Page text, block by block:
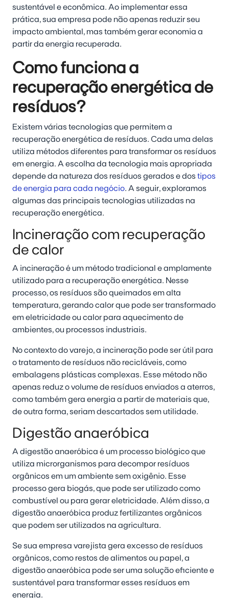
sustentável e econômica. Ao implementar essa
prática, sua empresa pode não apenas reduzir seu
impacto ambiental, mas também gerar economia a
partir da energia recuperada.
Como funciona a
recuperação energética de
resíduos?
Existem várias tecnologias que permitem a
recuperação energética de resíduos. Cada uma delas
utiliza métodos diferentes para transformar os resíduos
em energia. A escolha da tecnologia mais apropriada
depende da natureza dos resíduos gerados e dos tipos
de energia para cada negócio. A seguir, exploramos
algumas das principais tecnologias utilizadas na
recuperação energética.
Incineração com recuperação
de calor
A incineração é um método tradicional e amplamente
utilizado para a recuperação energética. Nesse
processo, os resíduos são queimados em alta
temperatura, gerando calor que pode ser transformado
em eletricidade ou calor para aquecimento de
ambientes, ou processos industriais.
No contexto do varejo, a incineração pode ser útil para
o tratamento de resíduos não recicláveis, como
embalagens plásticas complexas. Esse método não
apenas reduz o volume de resíduos enviados a aterros,
como também gera energia a partir de materiais que,
de outra forma, seriam descartados sem utilidade.
Digestão anaeróbica
A digestão anaeróbica é um processo biológico que
utiliza microrganismos para decompor resíduos
orgânicos em um ambiente sem oxigênio. Esse
processo gera biogás, que pode ser utilizado como
combustível ou para gerar eletricidade. Além disso, a
digestão anaeróbica produz fertilizantes orgânicos
que podem ser utilizados na agricultura.
Se sua empresa varejista gera excesso de resíduos
orgânicos, como restos de alimentos ou papel, a
digestão anaeróbica pode ser uma solução eficiente e
sustentável para transformar esses resíduos em
energia.